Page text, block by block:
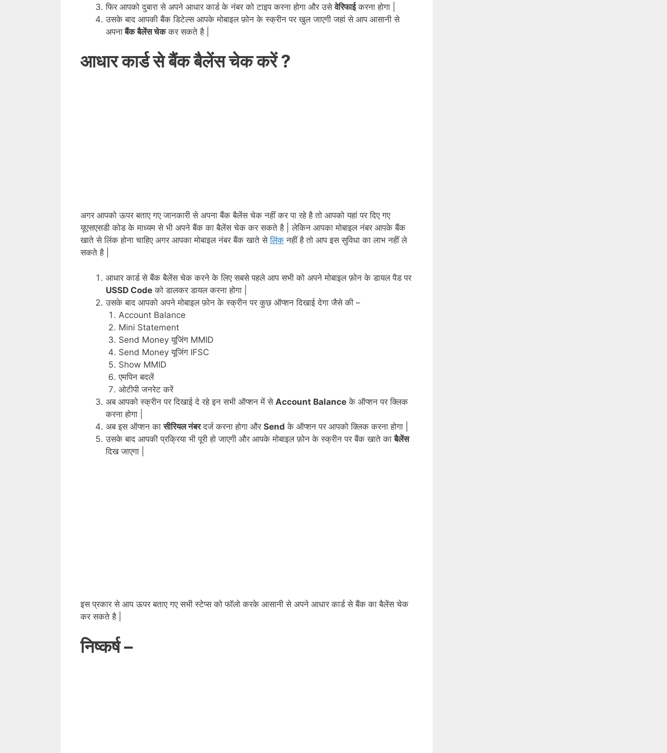
फिर आपको दुबारा से अपने आधार कार्ड के नंबर को टाइप करना होगा और उसेवेरिफाईकरना होगा |
उसके बाद आपकी बैंक डिटेल्स आपके मोबाइल फ़ोन के स्क्रीन पर खुल जाएगी जहां से आप आसानी से
अपनाबैंक बैलेंस चेककर सकते है |
आधार कार्ड से बैंक बैलेंस चेक करें ?
अगर आपको ऊपर बताए गए जानकारी से अपना बैंक बैलेंस चेक नहीं कर पा रहे है तो आपको यहां पर दिए गए
यूएसएसडी कोड के माध्यम से भी अपने बैंक का बैलेंस चेक कर सकते है | लेकिन आपका मोबाइल नंबर आपके बैंक
खाते से लिंक होना चाहिए अगर आपका मोबाइल नंबर बैंक खाते सेलिंक नहीं है तो आप इस सुविधा का लाभ नहीं ले
सकते है |
आधार कार्ड से बैंक बैलेंस चेक करने के लिए सबसे पहले आप सभी को अपने मोबाइल फ़ोन के डायल पैड पर
USSD Code को डालकर डायल करना होगा |
उसके बाद आपको अपने मोबाइल फ़ोन के स्क्रीन पर कुछ ऑप्शन दिखाई देगा जैसे की –
Account Balance
Mini Statement
Send Money यूजिंग MMID
Send Money यूजिंग IFSC
Show MMID
एमपिन बदलें
ओटीपी जनरेट करें
अब आपको स्क्रीन पर दिखाई दे रहे इन सभी ऑप्शन में से Account Balance के ऑप्शन पर क्लिक
करना होगा |
अब इस ऑप्शन कासीरियल नंबरदर्ज करना होगा और Send के ऑप्शन पर आपको क्लिक करना होगा |
उसके बाद आपकी प्रक्रिया भी पूरी हो जाएगी और आपके मोबाइल फ़ोन के स्क्रीन पर बैंक खाते काबैलेंस
दिख जाएगा |
इस प्रकार से आप ऊपर बताए गए सभी स्टेप्स को फॉलो करके आसानी से अपने आधार कार्ड से बैंक का बैलेंस चेक
कर सकते है |
निष्कर्ष –